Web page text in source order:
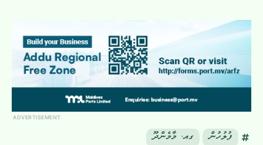
ADVERTISEMENT
ފުލުހުން ގއ. މާމެންދޫ